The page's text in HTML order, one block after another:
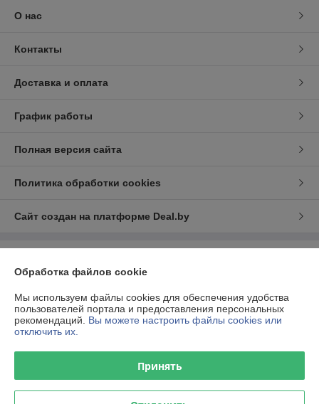
О нас
Контакты
Доставка и оплата
График работы
Полная версия сайта
Политика обработки cookies
Сайт создан на платформе Deal.by
220099, Республика Беларусь, г. Минск, 2-й Трубный переулок, 1А, пом.
1
Регистрационный номер ЕГР: 691797243
УНП: 691797243
Регистрационный орган: Минский Райисполком
Дата регистрации компании: 08.09.2015
Обработка файлов cookie
Мы используем файлы cookies для обеспечения удобства
пользователей портала и предоставления персональных
рекомендаций. Вы можете настроить файлы cookies или
отключить их.
Принять